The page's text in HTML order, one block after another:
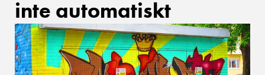
inte automatiskt